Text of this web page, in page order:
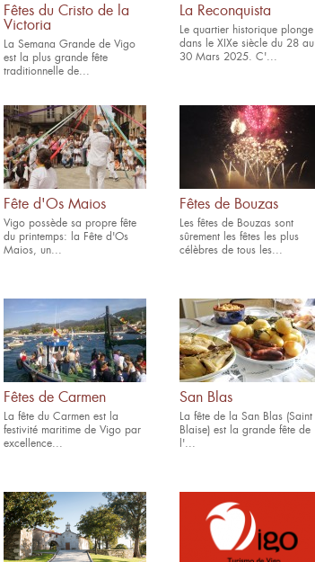
Fêtes du Cristo de la
Victoria
La Semana Grande de Vigo
est la plus grande fête
traditionnelle de...
La Reconquista
Le quartier historique plonge
dans le XIXe siècle du 28 au
30 Mars 2025. C'...
Fête d'Os Maios
Vigo possède sa propre fête
du printemps: la Fête d'Os
Maios, un...
Fêtes de Bouzas
Les fêtes de Bouzas sont
sûrement les fêtes les plus
célèbres de tous les...
Fêtes de Carmen
La fête du Carmen est la
festivité maritime de Vigo par
excellence...
San Blas
La fête de la San Blas (Saint
Blaise) est la grande fête de
l'...